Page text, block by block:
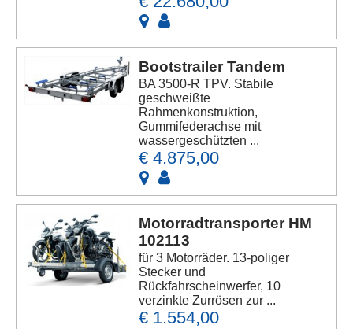
Bootstrailer Tandem
BA 3500-R TPV. Stabile
geschweißte
Rahmenkonstruktion,
Gummifederachse mit
wassergeschützten ...
€ 4.875,00
Motorradtransporter HM
102113
für 3 Motorräder. 13-poliger
Stecker und
Rückfahrscheinwerfer, 10
verzinkte Zurrösen zur ...
€ 1.554,00